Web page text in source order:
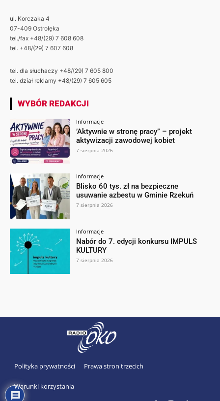
ul. Korczaka 4
07-409 Ostrołęka
tel./fax +48/(29) 7 608 608
tel. +48/(29) 7 607 608
tel. dla słuchaczy +48/(29) 7 605 800
tel. dział reklamy +48/(29) 7 605 605
WYBÓR REDAKCJI
Informacje
’Aktywnie w stronę pracy” – projekt
aktywizacji zawodowej kobiet
7 sierpnia 2026
Informacje
Blisko 60 tys. zł na bezpieczne
usuwanie azbestu w Gminie Rzekuń
7 sierpnia 2026
Informacje
Nabór do 7. edycji konkursu IMPULS
KULTURY
7 sierpnia 2026
Polityka prywatności Prawa stron trzecich
Warunki korzystania